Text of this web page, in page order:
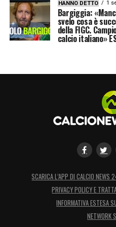
HANNO DETTO 1
Bargiggia:
svelo cosa è
della FIGC.
calcio italiano»
SCARICA L’APP DI CALCIO NEWS
PRIVACY POLICY E
INFORMATIVA ESTESA
NETWORK